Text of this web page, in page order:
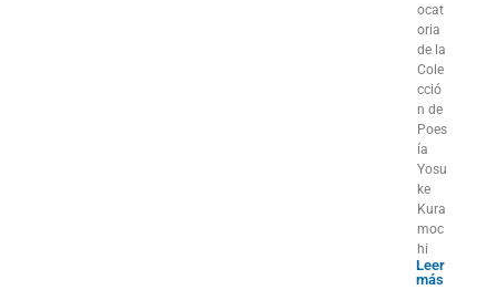
ocat
oria
de la
Cole
cció
n de
Poes
ía
Yosu
ke
Kura
moc
hi
Leer
más